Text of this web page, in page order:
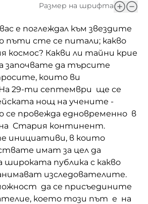
Размер на шрифта
е поглеждал към звездите
пъти сте се питали; какво
космос? Какви ли тайни крие
започвате да търсите
които ви
29-ти септември ще се
нощ на учените -
се провежда едновременно в
на Стария континент.
инициативи, в които
имат за цел да
публика с какво
изследователите.
да се присъедините
което този път е на